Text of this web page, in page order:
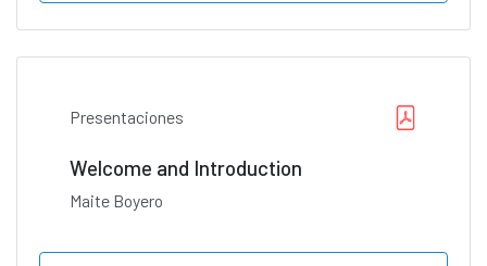
Presentaciones
Welcome and Introduction
Maite Boyero